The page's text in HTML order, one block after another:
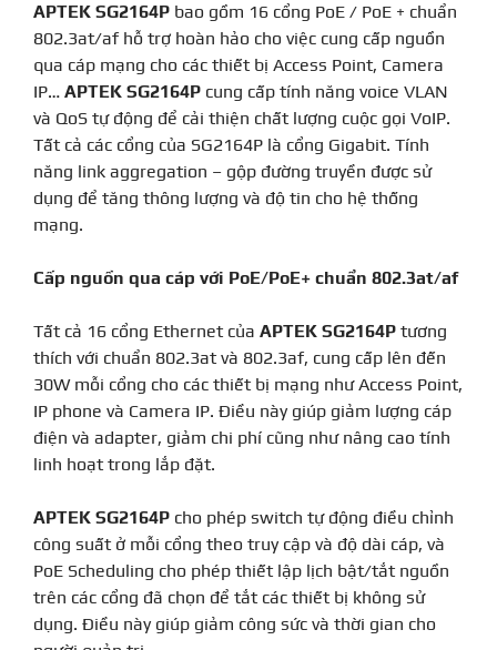
APTEK SG2164P bao gồm 16 cổng PoE / PoE + chuẩn
802.3at/af hỗ trợ hoàn hảo cho việc cung cấp nguồn
qua cáp mạng cho các thiết bị Access Point, Camera
IP… APTEK SG2164P cung cấp tính năng voice VLAN
và QoS tự động để cải thiện chất lượng cuộc gọi VoIP.
Tất cả các cổng của SG2164P là cổng Gigabit. Tính
năng link aggregation – gộp đường truyền được sử
dụng để tăng thông lượng và độ tin cho hệ thống
mạng.
Cấp nguồn qua cáp với PoE/PoE+ chuẩn 802.3at/af
Tất cả 16 cổng Ethernet của APTEK SG2164P tương
thích với chuẩn 802.3at và 802.3af, cung cấp lên đến
30W mỗi cổng cho các thiết bị mạng như Access Point,
IP phone và Camera IP. Điều này giúp giảm lượng cáp
điện và adapter, giảm chi phí cũng như nâng cao tính
linh hoạt trong lắp đặt.
APTEK SG2164P cho phép switch tự động điều chỉnh
công suất ở mỗi cổng theo truy cập và độ dài cáp, và
PoE Scheduling cho phép thiết lập lịch bật/tắt nguồn
trên các cổng đã chọn để tắt các thiết bị không sử
dụng. Điều này giúp giảm công sức và thời gian cho